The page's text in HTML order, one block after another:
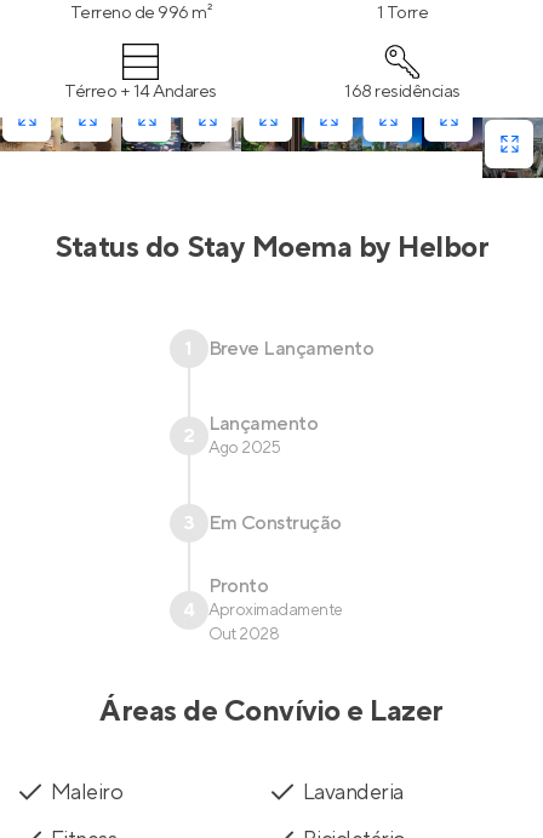
Terreno de 996 m² 1 Torre
Térreo + 14 Andares 168 residências
Status do Stay Moema by Helbor
1 Breve Lançamento
2 Lançamento
Ago 2025
3 Em Construção
4
Pronto
Aproximadamente
Out 2028
Áreas de Convívio e Lazer
Maleiro
Lavanderia